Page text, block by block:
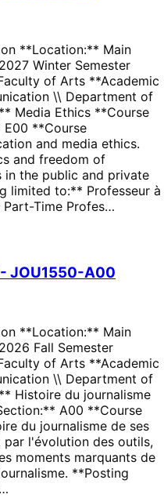
**Location:** Main
Winter Semester
of Arts **Academic
\\ Department of
Media Ethics **Course
**Course
and media ethics.
and freedom of
in the public and private
limited to:** Professeur à
Time Profes…
JOU1550-A00
**Location:** Main
Fall Semester
of Arts **Academic
\\ Department of
Histoire du journalisme
A00 **Course
du journalisme de ses
par l'évolution des outils,
moments marquants de
**Posting